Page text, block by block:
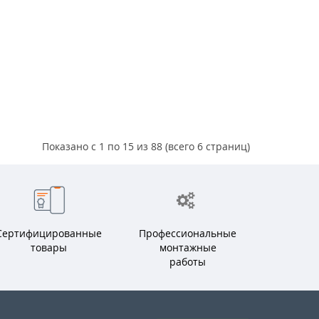
Показано с 1 по 15 из 88 (всего 6 страниц)
товары
Профессиональные
монтажные
работы